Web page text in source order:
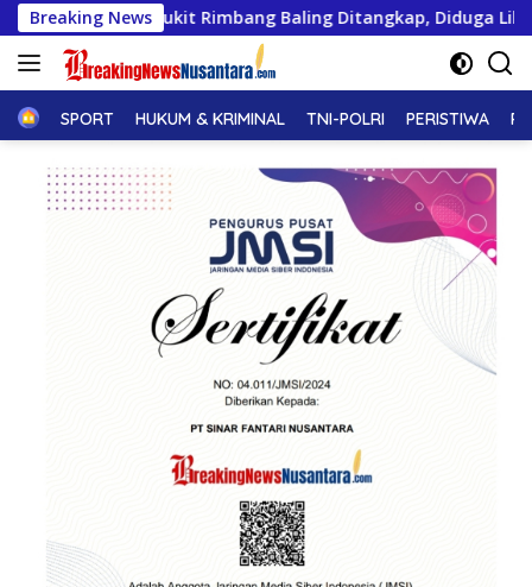
Langsung
ke
konten
Breaking News
Rimbang Baling Ditangkap, Diduga Libatkan Ninik
HomeSPORT HUKUM & KRIMINAL TNI-POLRI PERISTIWA